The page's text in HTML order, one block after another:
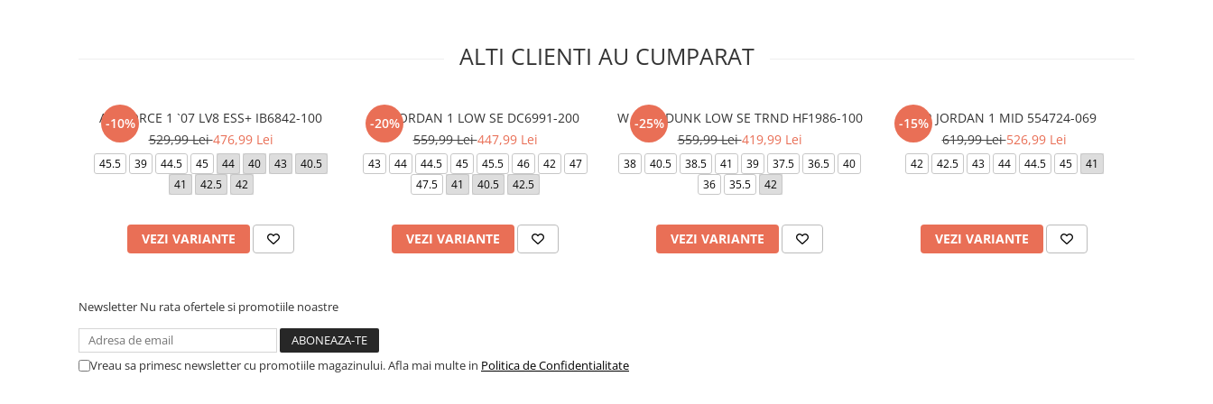
ALTI CLIENTI AU CUMPARAT
-10%
AIR FORCE 1 `07 LV8 ESS+ IB6842-100
529,99 Lei476,99 Lei
45.5 39 44.5 45 44 40 43
40.5
41
42.5 42
VEZI VARIANTE
-20%
AIR JORDAN 1 LOW SE DC6991-200
559,99 Lei447,99 Lei
43 44 44.5 45 45.5 46 42
47
47.5
41 40.5 42.5
VEZI VARIANTE
-25%
W NIKE DUNK LOW SE TRND HF1986-100
559,99 Lei419,99 Lei
38 40.5 38.5 41 39 37.5 36.5
40
36
35.5 42
VEZI VARIANTE
-15%AIR JORDAN 1 MID 554724-069
619,99 Lei526,99 Lei
42 42.5 43 44 44.5 45 41
VEZI VARIANTE
Newsletter Nu rata ofertele si promotiile noastre
Vreau sa primesc newsletter cu promotiile magazinului. Afla mai multe in Politica de Confidentialitate